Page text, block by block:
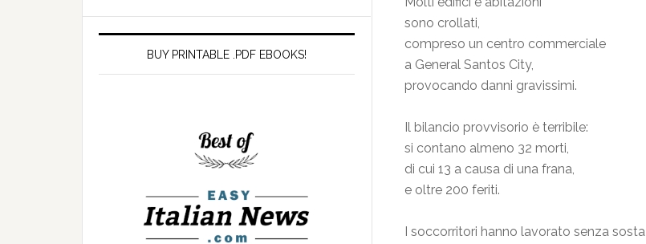
sono crollati,
compreso un centro commerciale
a General Santos City,
provocando danni gravissimi.
Il bilancio provvisorio è terribile:
si contano almeno 32 morti,
di cui 13 a causa di una frana,
e oltre 200 feriti.
I soccorritori hanno lavorato senza sosta
BUY PRINTABLE .PDF EBOOKS!